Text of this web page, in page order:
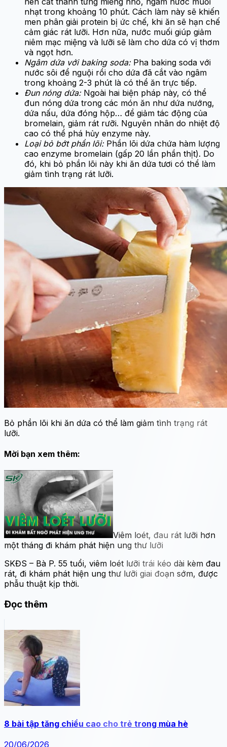
nhạt trong khoảng 10 phút. Cách làm này sẽ khiến
men phân giải protein bị ức chế, khi ăn sẽ hạn chế
cảm giác rát lưỡi. Hơn nữa, nước muối giúp giảm
niêm mạc miệng và lưỡi sẽ làm cho dứa có vị thơm
và ngọt hơn.
Ngâm dứa với baking soda:Pha baking soda với
nước sôi để nguội rồi cho dứa đã cắt vào ngâm
trong khoảng 2-3 phút là có thể ăn trực tiếp.
Đun nóng dứa:Ngoài hai biện pháp này, có thể
đun nóng dứa trong các món ăn như dứa nướng,
dứa nấu, dứa đóng hộp… để giảm tác động của
bromelain, giảm rát rưỡi. Nguyên nhân do nhiệt độ
cao có thể phá hủy enzyme này.
Loại bỏ bớt phần lõi: Phần lõi dứa chứa hàm lượng
cao enzyme bromelain (gấp 20 lần phần thịt). Do
đó, khi bỏ phần lõi này khi ăn dứa tươi có thể làm
giảm tình trạng rát lưỡi.
Bỏ phần lõi khi ăn dứa có thể làm giảm tình trạng rát
lưỡi.
Mời bạn xem thêm:
Viêm loét, đau rát lưỡi hơn
một tháng đi khám phát hiện ung thư lưỡi
SKĐS – Bà P. 55 tuổi, viêm loét lưỡi trái kéo dài kèm đau
rát, đi khám phát hiện ung thư lưỡi giai đoạn sớm, được
phẫu thuật kịp thời.
Đọc thêm
8 bài tập tăng chiều cao cho trẻ trong mùa hè
20/06/2026